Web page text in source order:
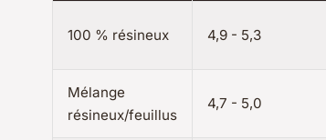
100 % résineux 4,9 - 5,3
Mélange
résineux/feuillus
4,7 - 5,0